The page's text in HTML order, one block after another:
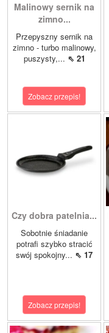
Malinowy sernik na
zimno...
Przepyszny sernik na
zimno - turbo malinowy,
puszysty,... ⇖ 21
Zobacz przepis!
Czy dobra patelnia...
Sobotnie śniadanie
potrafi szybko stracić
swój spokojny... ⇖ 17
Zobacz przepis!